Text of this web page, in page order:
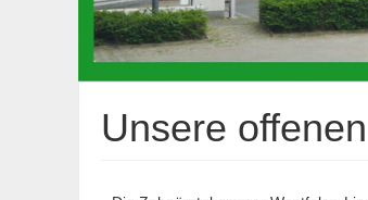
Unsere